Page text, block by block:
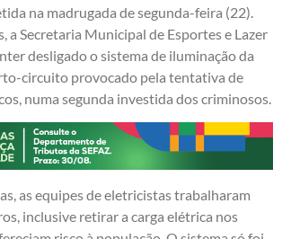
na madrugada de segunda-feira (22).
a Secretaria Municipal de Esportes e Lazer
desligado o sistema de iluminação da
circuito provocado pela tentativa de
numa segunda investida dos criminosos.
as equipes de eletricistas trabalharam
inclusive retirar a carga elétrica nos